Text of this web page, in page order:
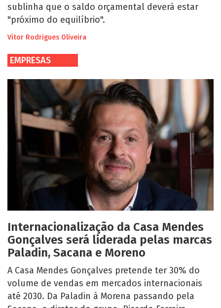
sublinha que o saldo orçamental deverá estar
"próximo do equilíbrio".
Vítor Rodrigues Oliveira
EMPRESAS
Internacionalização da Casa Mendes
Gonçalves será liderada pelas marcas
Paladin, Sacana e Moreno
A Casa Mendes Gonçalves pretende ter 30% do
volume de vendas em mercados internacionais
até 2030. Da Paladin à Morena passando pela